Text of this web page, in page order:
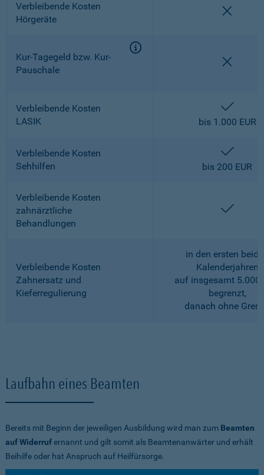
Verbleibende Kosten
Hörgeräte
Kur-Tagegeld bzw. Kur-
Pauschale
Verbleibende Kosten
LASIK
bis 1.000 EUR
Verbleibende Kosten
Sehhilfen
bis 200 EUR
Verbleibende Kosten
zahnärztliche
Behandlungen
Verbleibende Kosten
Zahnersatz und
Kieferregulierung
in den ersten
Kalenderjahren
auf insgesamt 5.000
begrenzt,
danach ohne
Laufbahn eines Beamten
Bereits mit Beginn der jeweiligen Ausbildung wird man zum Beamten
auf Widerrufernannt und gilt somit als Beamtenanwärter und erhält
Beihilfe oder hat Anspruch auf Heilfürsorge.